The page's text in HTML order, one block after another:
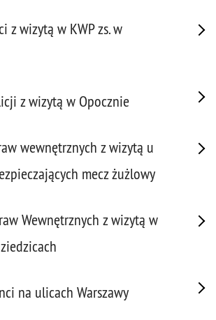
z wizytą w KWP zs. w
z wizytą w Opocznie
wewnętrznych z wizytą u
mecz żużlowy
Wewnętrznych z wizytą w
na ulicach Warszawy